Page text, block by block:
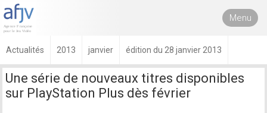
Menu
Actualités 2013 janvier édition du 28 janvier 2013
Une série de nouveaux titres disponibles
sur PlayStation Plus dès février